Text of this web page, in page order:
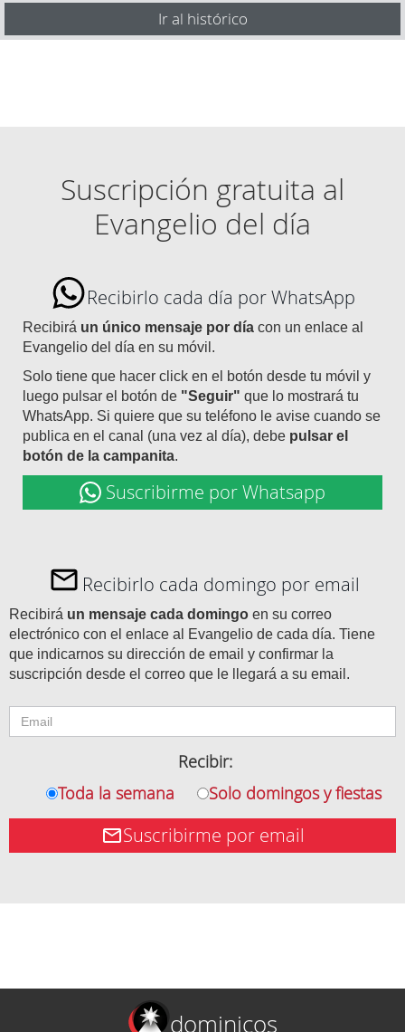
Ir al histórico
Suscripción gratuita al
Evangelio del día
Recibirlo cada día por WhatsApp
Recibirá un único mensaje por día con un enlace al
Evangelio del día en su móvil.
Solo tiene que hacer click en el botón desde tu móvil y
luego pulsar el botón de "Seguir" que lo mostrará tu
WhatsApp. Si quiere que su teléfono le avise cuando se
publica en el canal (una vez al día), debe pulsar el
botón de la campanita.
Suscribirme por Whatsapp
Recibirlo cada domingo por email
Recibirá un mensaje cada domingo en su correo
electrónico con el enlace al Evangelio de cada día. Tiene
que indicarnos su dirección de email y confirmar la
suscripción desde el correo que le llegará a su email.
Recibir:
Toda la semana
Solo domingos y fiestas
Suscribirme por email
dominicos